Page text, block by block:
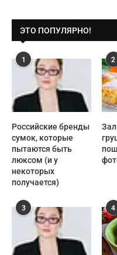
ЭТО ПОПУЛЯРНО!
1
Российские бренды
сумок, которые
пытаются быть
люксом (и у
некоторых
получается)
2
3 4